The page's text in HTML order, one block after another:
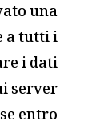
una
a tutti i
i dati
server
entro